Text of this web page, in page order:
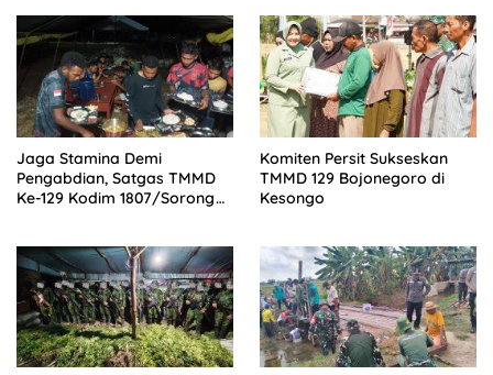
Yahukimo
Jaga Stamina Demi
Pengabdian, Satgas TMMD
Ke-129 Kodim 1807/Sorong
Warga
Komiten Persit Sukseskan
TMMD 129 Bojonegoro di
Kesongo